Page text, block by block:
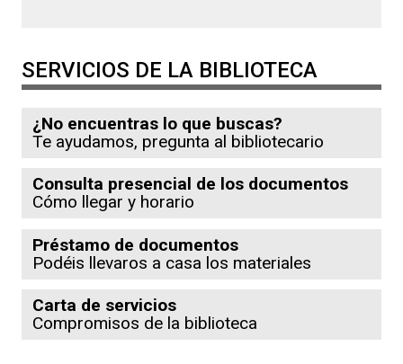
SERVICIOS DE LA BIBLIOTECA
¿No encuentras lo que buscas?
Te ayudamos, pregunta al bibliotecario
Consulta presencial de los documentos
Cómo llegar y horario
Préstamo de documentos
Podéis llevaros a casa los materiales
Carta de servicios
Compromisos de la biblioteca